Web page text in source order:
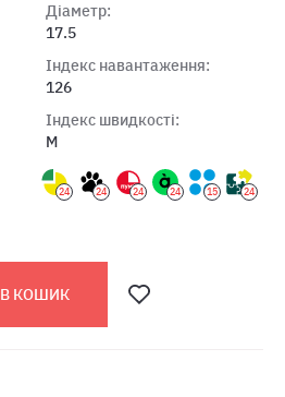
Діаметр:
17.5
Індекс навантаження:
126
Індекс швидкості:
M
24 24 24 24 15 24
В КОШИК